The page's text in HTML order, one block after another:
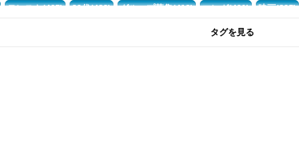
モンスト(465) 30代(432) グループ募集(412) マンガ(401) 映画(395)
フォートナイト(320)
タグを見る